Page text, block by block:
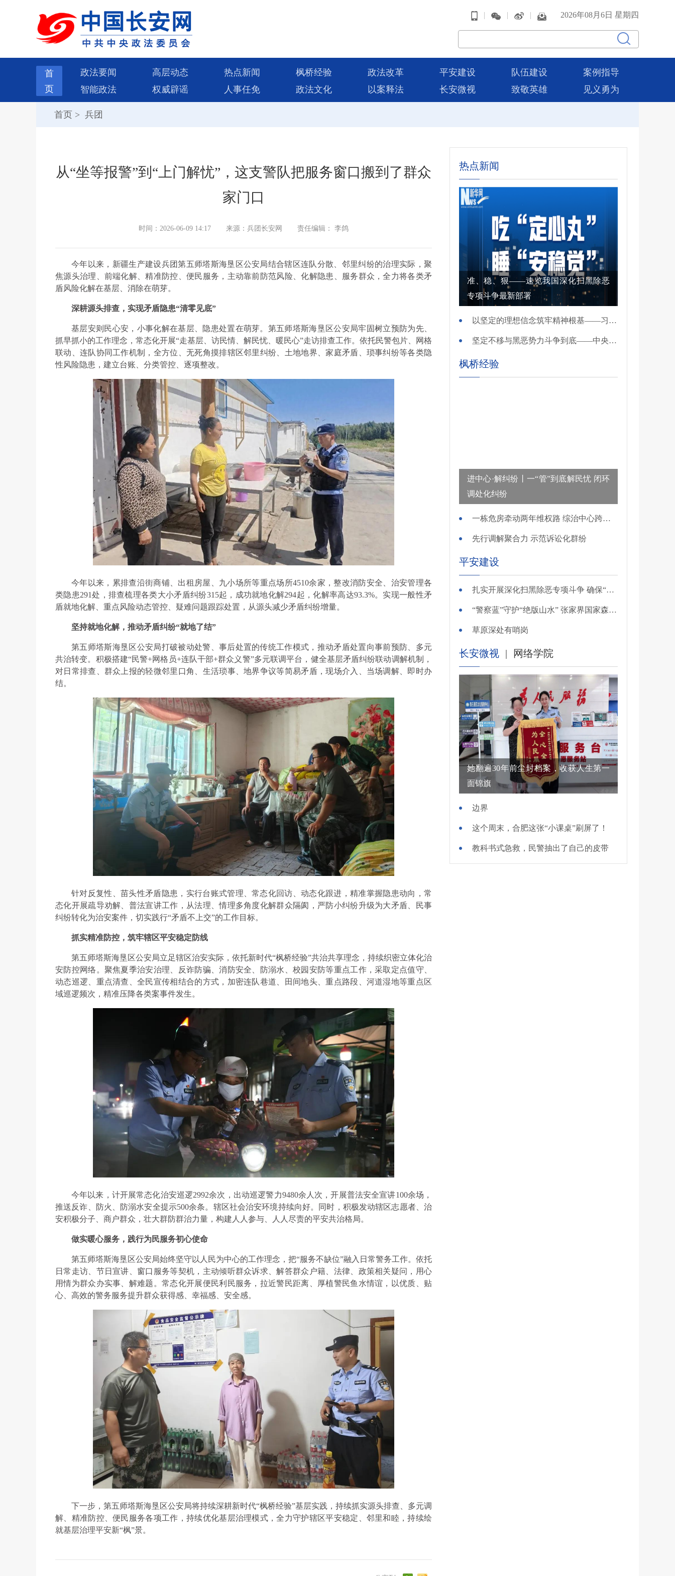
| | | 2026年08月6日 星期四
首
页
政法要闻 高层动态 热点新闻 枫桥经验 政法改革 平安建设 队伍建设
案例指导
智能政法
权威辟谣 人事任免 政法文化 以案释法 长安微视 致敬英雄 见义勇为
首页 > 兵团
从“坐等报警”到“上门解忧”，这支警队把服务窗口搬到了群众
家门口
时间：2026-06-09 14:17 来源：兵团长安网 责任编辑： 李鸽
今年以来，新疆生产建设兵团第五师塔斯海垦区公安局结合辖区连队分散、邻里纠纷的治理实际，聚
焦源头治理、前端化解、精准防控、便民服务，主动靠前防范风险、化解隐患、服务群众，全力将各类矛
盾风险化解在基层、消除在萌芽。
深耕源头排查，实现矛盾隐患“清零见底”
基层安则民心安，小事化解在基层、隐患处置在萌芽。第五师塔斯海垦区公安局牢固树立预防为先、
抓早抓小的工作理念，常态化开展“走基层、访民情、解民忧、暖民心”走访排查工作。依托民警包片、网格
联动、连队协同工作机制，全方位、无死角摸排辖区邻里纠纷、土地地界、家庭矛盾、琐事纠纷等各类隐
性风险隐患，建立台账、分类管控、逐项整改。
今年以来，累排查沿街商铺、出租房屋、九小场所等重点场所4510余家，整改消防安全、治安管理各
类隐患291处，排查梳理各类大小矛盾纠纷315起，成功就地化解294起，化解率高达93.3%。实现一般性矛
盾就地化解、重点风险动态管控、疑难问题跟踪处置，从源头减少矛盾纠纷增量。
坚持就地化解，推动矛盾纠纷“就地了结”
第五师塔斯海垦区公安局打破被动处警、事后处置的传统工作模式，推动矛盾处置向事前预防、多元
共治转变。积极搭建“民警+网格员+连队干部+群众义警”多元联调平台，健全基层矛盾纠纷联动调解机制，
对日常排查、群众上报的轻微邻里口角、生活琐事、地界争议等简易矛盾，现场介入、当场调解、即时办
结。
针对反复性、苗头性矛盾隐患，实行台账式管理、常态化回访、动态化跟进，精准掌握隐患动向，常
态化开展疏导劝解、普法宣讲工作，从法理、情理多角度化解群众隔阂，严防小纠纷升级为大矛盾、民事
纠纷转化为治安案件，切实践行“矛盾不上交”的工作目标。
抓实精准防控，筑牢辖区平安稳定防线
第五师塔斯海垦区公安局立足辖区治安实际，依托新时代“枫桥经验”共治共享理念，持续织密立体化治
安防控网络。聚焦夏季治安治理、反诈防骗、消防安全、防溺水、校园安防等重点工作，采取定点值守、
动态巡逻、重点清查、全民宣传相结合的方式，加密连队巷道、田间地头、重点路段、河道湿地等重点区
域巡逻频次，精准压降各类案事件发生。
今年以来，计开展常态化治安巡逻2992余次，出动巡逻警力9480余人次，开展普法安全宣讲100余场，
推送反诈、防火、防溺水安全提示500余条。辖区社会治安环境持续向好。同时，积极发动辖区志愿者、治
安积极分子、商户群众，壮大群防群治力量，构建人人参与、人人尽责的平安共治格局。
做实暖心服务，践行为民服务初心使命
第五师塔斯海垦区公安局始终坚守以人民为中心的工作理念，把“服务不缺位”融入日常警务工作。依托
日常走访、节日宣讲、窗口服务等契机，主动倾听群众诉求、解答群众户籍、法律、政策相关疑问，用心
用情为群众办实事、解难题。常态化开展便民利民服务，拉近警民距离、厚植警民鱼水情谊，以优质、贴
心、高效的警务服务提升群众获得感、幸福感、安全感。
下一步，第五师塔斯海垦区公安局将持续深耕新时代“枫桥经验”基层实践，持续抓实源头排查、多元调
解、精准防控、便民服务各项工作，持续优化基层治理模式，全力守护辖区平安稳定、邻里和睦，持续绘
就基层治理平安新“枫”景。
热点新闻
准、稳、狠——速览我国深化扫黑除恶
专项斗争最新部署
以坚定的理想信念筑牢精神根基——习近平党建思想理论品格系列述评之一
坚定不移与黑恶势力斗争到底——中央政法委负责同志就开展深化扫黑除恶专项斗争有关问题答记者问
枫桥经验
进中心·解纠纷丨一“管”到底解民忧 闭环
调处化纠纷
一栋危房牵动两年维权路 综治中心跨省寻鉴解民忧
先行调解聚合力 示范诉讼化群纷
平安建设
扎实开展深化扫黑除恶专项斗争 确保“全年全域平平安安、平平稳稳”——广东召开全省扫黑除恶专项斗争视频
“警察蓝”守护“绝版山水” 张家界国家森林公园景区派出所深化“生态警务”建设
草原深处有哨岗
长安微视 | 网络学院
她翻遍30年前尘封档案，收获人生第一
面锦旗
边界
这个周末，合肥这张“小课桌”刷屏了！
教科书式急救，民警抽出了自己的皮带